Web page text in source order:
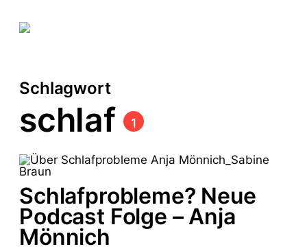
Schlagwort
schlaf 1
Schlafprobleme? Neue
Podcast Folge – Anja
Mönnich